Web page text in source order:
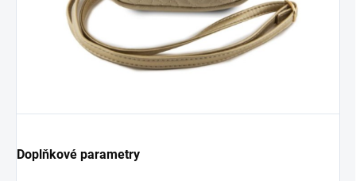
Doplňkové parametry